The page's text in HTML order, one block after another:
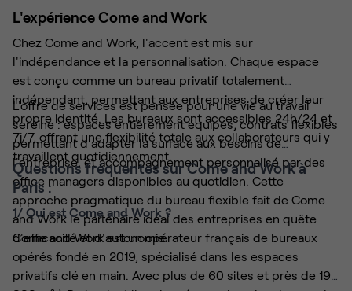
L'expérience Come and Work
Chez Come and Work, l'accent est mis sur
l'indépendance et la personnalisation. Chaque espace
est conçu comme un bureau privatif totalement
indépendant, permettant aux entreprises de créer leur
propre identité. Les bureaux sont accessibles 24h/24 et
7j/7, offrant une flexibilité totale aux collaborateurs qui y
travaillent quotidiennement.
L'offre de services est pensée pour une vie au travail
sereine : espaces entièrement équipés, contrats flexibles
permettant d'adapter la surface aux besoins de
l'entreprise, et accompagnement personnalisé par des
office managers disponibles au quotidien. Cette
approche pragmatique du bureau flexible fait de Come
and Work le partenaire idéal des entreprises en quête
d'efficacité et d'autonomie.
Questions fréquentes sur Come and Work à
Paris :
1/ Qui est Come and Work ?
Come and Work est un opérateur français de bureaux
opérés fondé en 2019, spécialisé dans les espaces
privatifs clé en main. Avec plus de 60 sites et près de 19